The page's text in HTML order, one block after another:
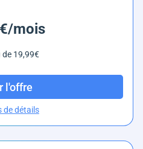
mois
de 19,99€
l'offre
de détails